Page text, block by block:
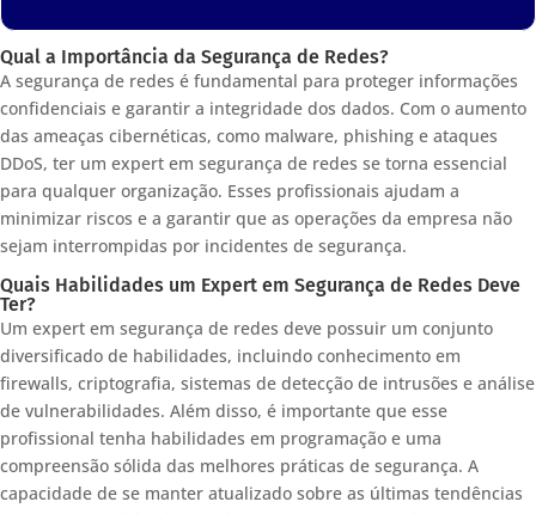
Qual a Importância da Segurança de Redes?
A segurança de redes é fundamental para proteger informações
confidenciais e garantir a integridade dos dados. Com o aumento
das ameaças cibernéticas, como malware, phishing e ataques
DDoS, ter um expert em segurança de redes se torna essencial
para qualquer organização. Esses profissionais ajudam a
minimizar riscos e a garantir que as operações da empresa não
sejam interrompidas por incidentes de segurança.
Quais Habilidades um Expert em Segurança de Redes Deve
Ter?
Um expert em segurança de redes deve possuir um conjunto
diversificado de habilidades, incluindo conhecimento em
firewalls, criptografia, sistemas de detecção de intrusões e análise
de vulnerabilidades. Além disso, é importante que esse
profissional tenha habilidades em programação e uma
compreensão sólida das melhores práticas de segurança. A
capacidade de se manter atualizado sobre as últimas tendências